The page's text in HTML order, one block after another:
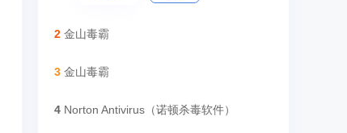
2 金山毒霸
3 金山毒霸
4 Norton Antivirus（诺顿杀毒软件）